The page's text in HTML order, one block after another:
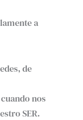
a
de
nos
SER.